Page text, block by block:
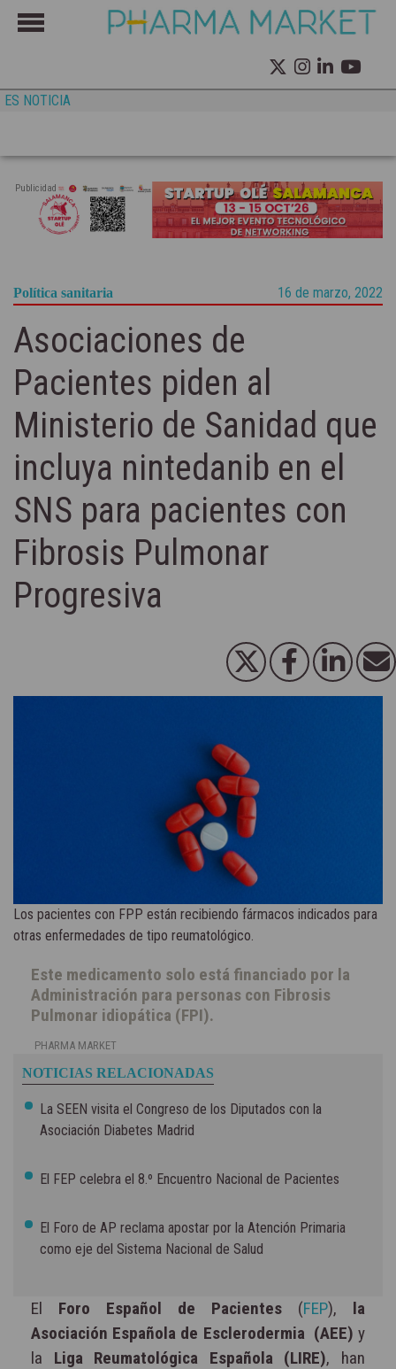
ES NOTICIA
Publicidad
Política sanitaria 16 de marzo, 2022
Asociaciones de
Pacientes piden al
Ministerio de Sanidad que
incluya nintedanib en el
SNS para pacientes con
Fibrosis Pulmonar
Progresiva
Los pacientes con FPP están recibiendo fármacos indicados para
otras enfermedades de tipo reumatológico.
Este medicamento solo está financiado por la
Administración para personas con Fibrosis
Pulmonar idiopática (FPI).
PHARMA MARKET
NOTICIAS RELACIONADAS
La SEEN visita el Congreso de los Diputados con la
Asociación Diabetes Madrid
El FEP celebra el 8.º Encuentro Nacional de Pacientes
El Foro de AP reclama apostar por la Atención Primaria
como eje del Sistema Nacional de Salud
El Foro Español de Pacientes (FEP), la
Asociación Española de Esclerodermia (AEE) y
la Liga Reumatológica Española (LIRE), han